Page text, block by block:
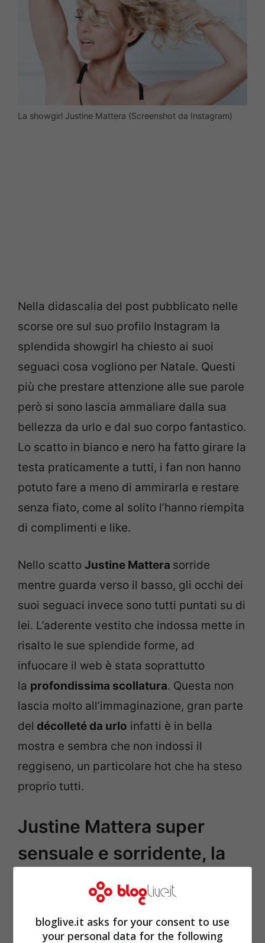
La showgirl Justine Mattera (Screenshot da Instagram)
Nella didascalia del post pubblicato nelle
scorse ore sul suo profilo Instagram la
splendida showgirl ha chiesto ai suoi
seguaci cosa vogliono per Natale. Questi
più che prestare attenzione alle sue parole
però si sono lascia ammaliare dalla sua
bellezza da urlo e dal suo corpo fantastico.
Lo scatto in bianco e nero ha fatto girare la
testa praticamente a tutti, i fan non hanno
potuto fare a meno di ammirarla e restare
senza fiato, come al solito l’hanno riempita
di complimenti e like.
Nello scatto Justine Mattera sorride
mentre guarda verso il basso, gli occhi dei
suoi seguaci invece sono tutti puntati su di
lei. L’aderente vestito che indossa mette in
risalto le sue splendide forme, ad
infuocare il web è stata soprattutto
la profondissima scollatura. Questa non
lascia molto all’immaginazione, gran parte
del décolleté da urlo infatti è in bella
mostra e sembra che non indossi il
reggiseno, un particolare hot che ha steso
proprio tutti.
Justine Mattera super
sensuale e sorridente, la
profonda scollatura esalta
‘bombe’ da paura
bloglive.it asks for your consent to use
your personal data for the following